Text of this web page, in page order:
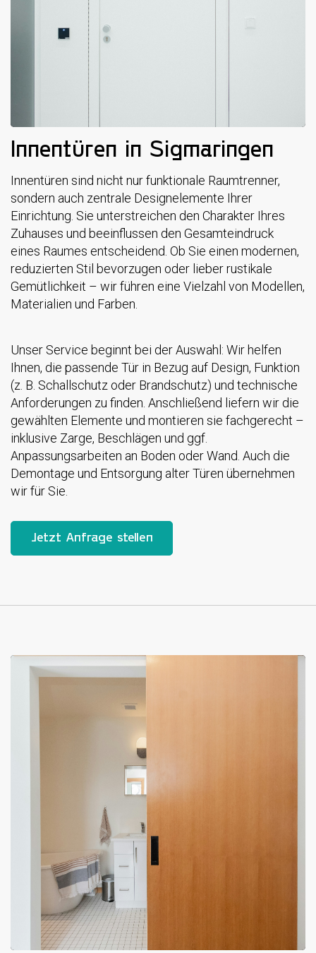
Innentüren in Sigmaringen
Innentüren sind nicht nur funktionale Raumtrenner,
sondern auch zentrale Designelemente Ihrer
Einrichtung. Sie unterstreichen den Charakter Ihres
Zuhauses und beeinflussen den Gesamteindruck
eines Raumes entscheidend. Ob Sie einen modernen,
reduzierten Stil bevorzugen oder lieber rustikale
Gemütlichkeit – wir führen eine Vielzahl von Modellen,
Materialien und Farben.
Unser Service beginnt bei der Auswahl: Wir helfen
Ihnen, die passende Tür in Bezug auf Design, Funktion
(z. B. Schallschutz oder Brandschutz) und technische
Anforderungen zu finden. Anschließend liefern wir die
gewählten Elemente und montieren sie fachgerecht –
inklusive Zarge, Beschlägen und ggf.
Anpassungsarbeiten an Boden oder Wand. Auch die
Demontage und Entsorgung alter Türen übernehmen
wir für Sie.
Jetzt Anfrage stellen